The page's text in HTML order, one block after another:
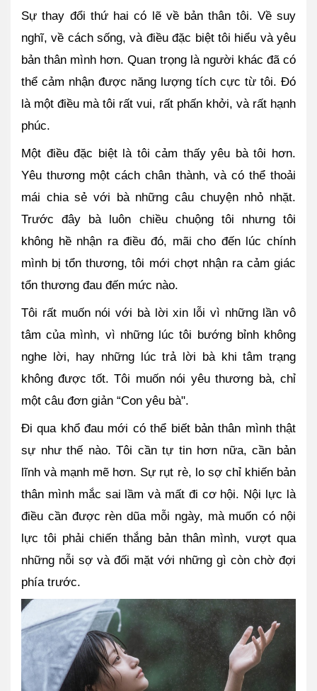
Sự thay đổi thứ hai có lẽ về bản thân tôi. Về suy
nghĩ, về cách sống, và điều đặc biệt tôi hiểu và yêu
bản thân mình hơn. Quan trọng là người khác đã có
thể cảm nhận được năng lượng tích cực từ tôi. Đó
là một điều mà tôi rất vui, rất phấn khởi, và rất hạnh
phúc.
Một điều đặc biệt là tôi cảm thấy yêu bà tôi hơn.
Yêu thương một cách chân thành, và có thể thoải
mái chia sẻ với bà những câu chuyện nhỏ nhặt.
Trước đây bà luôn chiều chuộng tôi nhưng tôi
không hề nhận ra điều đó, mãi cho đến lúc chính
mình bị tổn thương, tôi mới chợt nhận ra cảm giác
tổn thương đau đến mức nào.
Tôi rất muốn nói với bà lời xin lỗi vì những lần vô
tâm của mình, vì những lúc tôi bướng bỉnh không
nghe lời, hay những lúc trả lời bà khi tâm trạng
không được tốt. Tôi muốn nói yêu thương bà, chỉ
một câu đơn giản “Con yêu bà".
Đi qua khổ đau mới có thể biết bản thân mình thật
sự như thế nào. Tôi cần tự tin hơn nữa, cần bản
lĩnh và mạnh mẽ hơn. Sự rụt rè, lo sợ chỉ khiến bản
thân mình mắc sai lầm và mất đi cơ hội. Nội lực là
điều cần được rèn dũa mỗi ngày, mà muốn có nội
lực tôi phải chiến thắng bản thân mình, vượt qua
những nỗi sợ và đối mặt với những gì còn chờ đợi
phía trước.